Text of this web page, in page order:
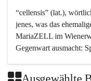
“cellensis” (lat.),
jenes, was das
MariaZELL im
Gegenwart ausmacht:
Kirchenmusik, dem
Ausgewählte